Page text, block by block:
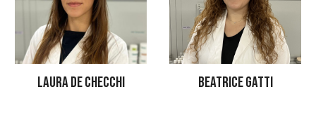
LAURA DE CHECCHI BEATRICE GATTI